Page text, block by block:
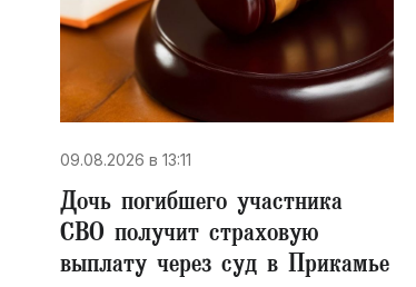
09.08.2026 в 13:11
Дочь погибшего участника
СВО получит страховую
выплату через суд в Прикамье